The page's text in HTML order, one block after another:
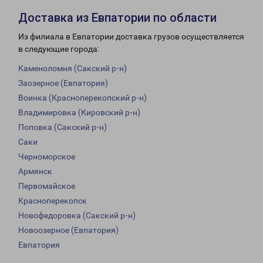
Доставка из Евпатории по области
Из филиала в Евпатории доставка грузов осуществляется
в следующие города:
Каменоломня (Сакский р-н)
Заозерное (Евпатория)
Воинка (Красноперекопский р-н)
Владимировка (Кировский р-н)
Поповка (Сакский р-н)
Саки
Черноморское
Армянск
Первомайское
Красноперекопск
Новофедоровка (Сакский р-н)
Новоозерное (Евпатория)
Евпатория